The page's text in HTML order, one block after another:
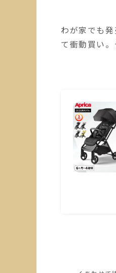
わが家でも
て衝動買い